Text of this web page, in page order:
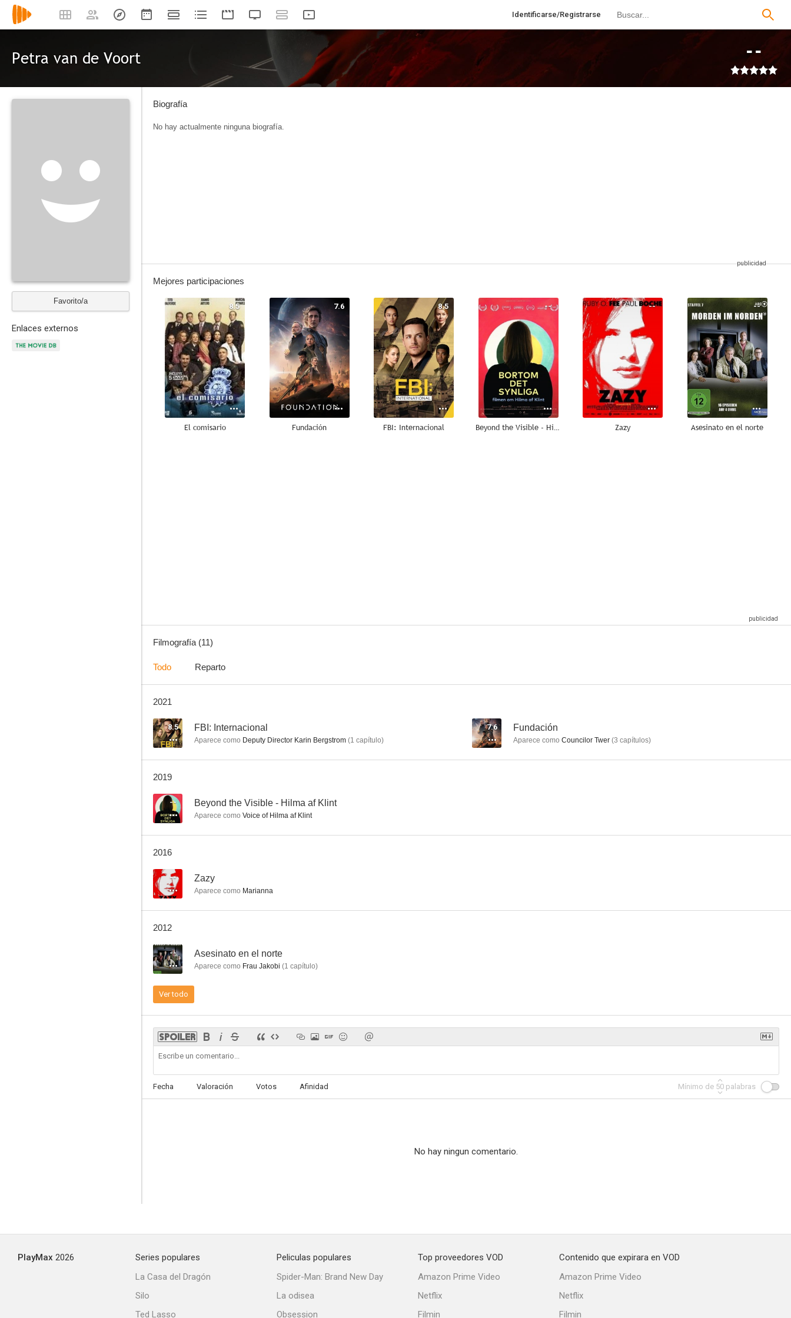
Identificarse/Registrarse
Petra van de Voort --
Favorito/a
Enlaces externos
Biografía
No hay actualmente ninguna biografía.
Mejores participaciones
8.5
El comisario
7.6
Fundación
8.5
FBI: Internacional
--
Beyond the Visible - Hilma af Klint
--
Zazy
--
Asesinato en el norte
Filmografía (11)
Todo Reparto
2021
8.5 FBI: Internacional
Aparece como Deputy Director Karin Bergstrom (1 capítulo)
7.6 Fundación
Aparece como Councilor Twer (3 capítulos)
2019
-- Beyond the Visible - Hilma af Klint
Aparece como Voice of Hilma af Klint
2016
-- Zazy
Aparece como Marianna
2012
-- Asesinato en el norte
Aparece como Frau Jakobi (1 capítulo)
Ver todo
Fecha Valoración Votos Afinidad Mínimo de 50 palabras
No hay ningun comentario.
PlayMax 2026
Series populares
La Casa del Dragón
Silo
Ted Lasso
Peliculas populares
Spider-Man: Brand New Day
La odisea
Obsession
Top proveedores VOD
Amazon Prime Video
Netflix
Filmin
Contenido que expirara en VOD
Amazon Prime Video
Netflix
Filmin